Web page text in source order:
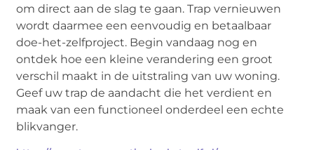
om direct aan de slag te gaan. Trap vernieuwen
wordt daarmee een eenvoudig en betaalbaar
doe-het-zelfproject. Begin vandaag nog en
ontdek hoe een kleine verandering een groot
verschil maakt in de uitstraling van uw woning.
Geef uw trap de aandacht die het verdient en
maak van een functioneel onderdeel een echte
blikvanger.